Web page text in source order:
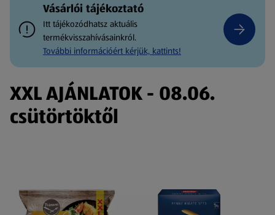
Vásárlói tájékoztató
Itt tájékozódhatsz aktuális
termékvisszahívásainkról.
További információért kérjük, kattints!
XXL AJÁNLATOK - 08.06.
csütörtöktől